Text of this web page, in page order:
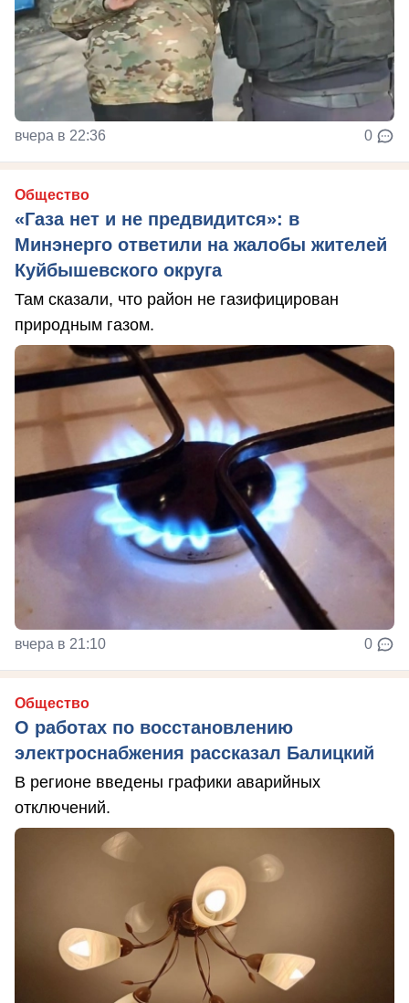
вчера в 22:36 0
Общество
«Газа нет и не предвидится»: в
Минэнерго ответили на жалобы жителей
Куйбышевского округа
Там сказали, что район не газифицирован
природным газом.
вчера в 21:10 0
Общество
О работах по восстановлению
электроснабжения рассказал Балицкий
В регионе введены графики аварийных
отключений.